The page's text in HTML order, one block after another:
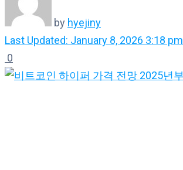
by hyejiny
Last Updated: January 8, 2026 3:18 pm
0